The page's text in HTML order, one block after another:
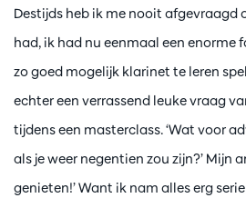
Destijds heb ik me nooit afgevraagd
had, ik had nu eenmaal een enorme
zo goed mogelijk klarinet te leren
echter een verrassend leuke vraag
tijdens een masterclass. ‘Wat voor
als je weer negentien zou zijn?’ Mijn
genieten!’ Want ik nam alles erg